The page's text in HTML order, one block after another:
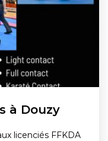
à Douzy
licenciés FFKDA